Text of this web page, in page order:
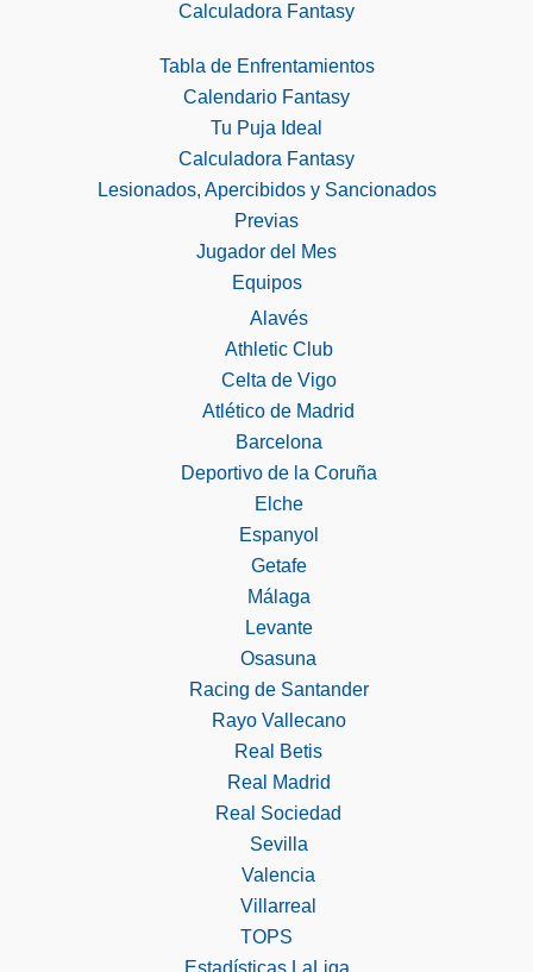
Calculadora Fantasy
Tabla de Enfrentamientos
Calendario Fantasy
Tu Puja Ideal
Calculadora Fantasy
Lesionados, Apercibidos y Sancionados
Previas
Jugador del Mes
Equipos
Alavés
Athletic Club
Celta de Vigo
Atlético de Madrid
Barcelona
Deportivo de la Coruña
Elche
Espanyol
Getafe
Málaga
Levante
Osasuna
Racing de Santander
Rayo Vallecano
Real Betis
Real Madrid
Real Sociedad
Sevilla
Valencia
Villarreal
TOPS